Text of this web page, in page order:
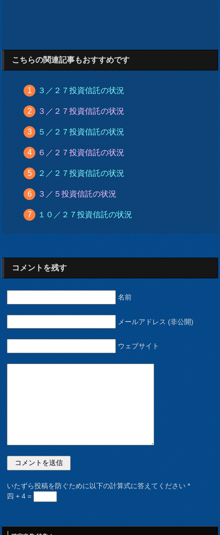
こちらの関連記事もおすすめです
３／２７投資信託の状況
３／２７投資信託の状況
５／２７投資信託の状況
６／２７投資信託の状況
２／２７投資信託の状況
３／５投資信託の状況
１０／２７投資信託の状況
コメントを残す
名前
メールアドレス (非公開)
ウェブサイト
いたずら投稿を防ぐために以下の計算式に答えてください*
四 + 4 =